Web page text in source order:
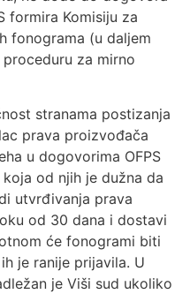
formira Komisiju za
fonograma (u daljem
proceduru za mirno
stranama postizanja
prava proizvođača
u dogovorima OFPS
od njih je dužna da
utvrđivanja prava
od 30 dana i dostavi
će fonogrami biti
je ranije prijavila. U
je Viši sud ukoliko